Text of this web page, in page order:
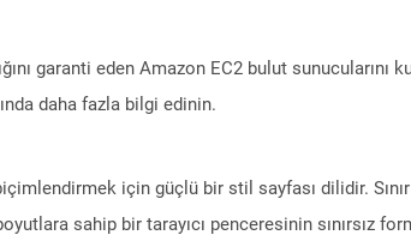
garanti eden Amazon EC2 bulut sunucularını
daha fazla bilgi edinin.
için güçlü bir stil sayfası dilidir.
sahip bir tarayıcı penceresinin sınırsız